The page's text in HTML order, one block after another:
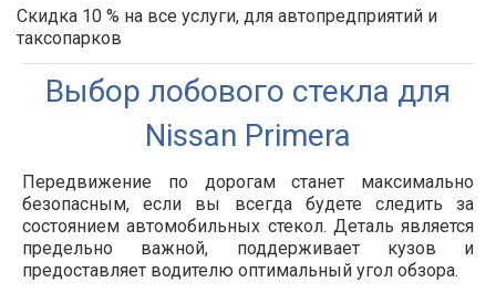
Скидка 10 % на все услуги, для автопредприятий и
таксопарков
Выбор лобового стекла для
Nissan Primera
Передвижение по дорогам станет максимально
безопасным, если вы всегда будете следить за
состоянием автомобильных стекол. Деталь является
предельно важной, поддерживает кузов и
предоставляет водителю оптимальный угол обзора.